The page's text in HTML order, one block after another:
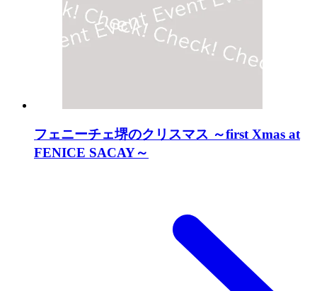
フェニーチェ堺のクリスマス ～first Xmas at
FENICE SACAY～